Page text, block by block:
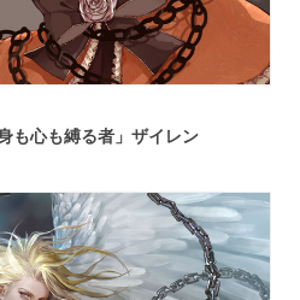
も心も縛る者」ザイレン